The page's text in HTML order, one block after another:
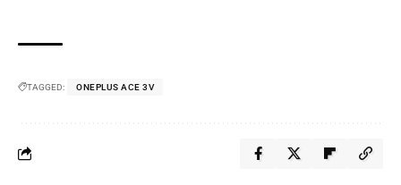
TAGGED: ONEPLUS ACE 3V